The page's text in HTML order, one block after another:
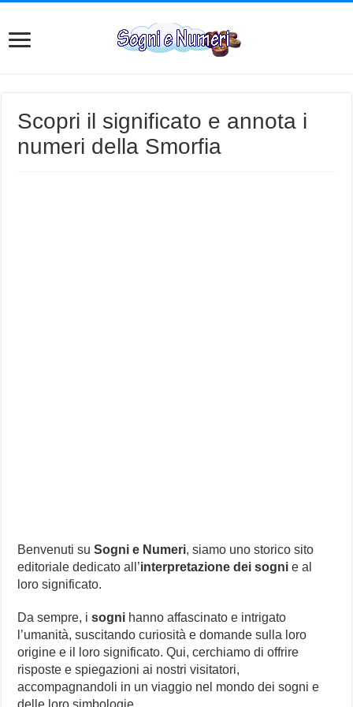
Scopri il significato e annota i
numeri della Smorfia
Benvenuti suSogni e Numeri, siamo uno storico sito
editoriale dedicato all’interpretazione dei sogni e al
loro significato.
Da sempre, isogni hanno affascinato e intrigato
l’umanità, suscitando curiosità e domande sulla loro
origine e il loro significato. Qui, cerchiamo di offrire
risposte e spiegazioni ai nostri visitatori,
accompagnandoli in un viaggio nel mondo dei sogni e
delle loro simbologie.